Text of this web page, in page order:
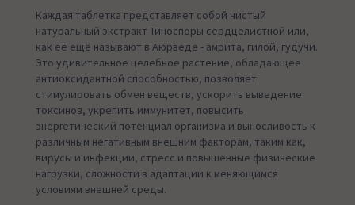
Каждая таблетка представляет собой чистый
натуральный экстракт Тиноспоры сердцелистной или,
как её ещё называют в Аюрведе - амрита, гилой, гудучи.
Это удивительное целебное растение, обладающее
антиоксидантной способностью, позволяет
стимулировать обмен веществ, ускорить выведение
токсинов, укрепить иммунитет, повысить
энергетический потенциал организма и выносливость к
различным негативным внешним факторам, таким как,
вирусы и инфекции, стресс и повышенные физические
нагрузки, сложности в адаптации к меняющимся
условиям внешней среды.